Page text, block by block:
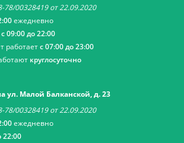
00328419 от 22.09.2020
ежедневно
с 09:00 до 22:00
работаетс 07:00 до 23:00
круглосуточно
Малой Балканской, д. 23
00328419 от 22.09.2020
ежедневно
22:00